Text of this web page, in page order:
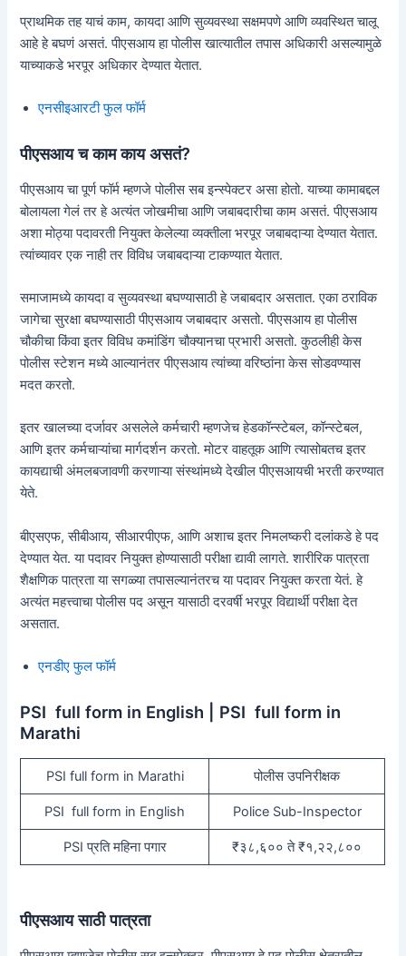
प्राथमिक तह याचं काम, कायदा आणि सुव्यवस्था सक्षमपणे आणि व्यवस्थित चालू
आहे हे बघणं असतं. पीएसआय हा पोलीस खात्यातील तपास अधिकारी असल्यामुळे
याच्याकडे भरपूर अधिकार देण्यात येतात.
एनसीइआरटी फुल फॉर्म
पीएसआय च काम काय असतं?
पीएसआय चा पूर्ण फॉर्म म्हणजे पोलीस सब इन्स्पेक्टर असा होतो. याच्या कामाबद्दल
बोलायला गेलं तर हे अत्यंत जोखमीचा आणि जबाबदारीचा काम असतं. पीएसआय
अशा मोठ्या पदावरती नियुक्त केलेल्या व्यक्तीला भरपूर जबाबदाऱ्या देण्यात येतात.
त्यांच्यावर एक नाही तर विविध जबाबदाऱ्या टाकण्यात येतात.
समाजामध्ये कायदा व सुव्यवस्था बघण्यासाठी हे जबाबदार असतात. एका ठराविक
जागेचा सुरक्षा बघण्यासाठी पीएसआय जबाबदार असतो. पीएसआय हा पोलीस
चौकीचा किंवा इतर विविध कमांडिंग चौक्यानचा प्रभारी असतो. कुठलीही केस
पोलीस स्टेशन मध्ये आल्यानंतर पीएसआय त्यांच्या वरिष्ठांना केस सोडवण्यास
मदत करतो.
इतर खालच्या दर्जावर असलेले कर्मचारी म्हणजेच हेडकॉन्स्टेबल, कॉन्स्टेबल,
आणि इतर कर्मचाऱ्यांचा मार्गदर्शन करतो. मोटर वाहतूक आणि त्यासोबतच इतर
कायद्याची अंमलबजावणी करणाऱ्या संस्थांमध्ये देखील पीएसआयची भरती करण्यात
येते.
बीएसएफ, सीबीआय, सीआरपीएफ, आणि अशाच इतर निमलष्करी दलांकडे हे पद
देण्यात येत. या पदावर नियुक्त होण्यासाठी परीक्षा द्यावी लागते. शारीरिक पात्रता
शैक्षणिक पात्रता या सगळ्या तपासल्यानंतरच या पदावर नियुक्त करता येतं. हे
अत्यंत महत्त्वाचा पोलीस पद असून यासाठी दरवर्षी भरपूर विद्यार्थी परीक्षा देत
असतात.
एनडीए फुल फॉर्म
PSI full form in English | PSI full form in
Marathi
PSI full form in Marathi पोलीस उपनिरीक्षक
PSI full form in English Police Sub-Inspector
PSI प्रति महिना पगार ₹३८,६०० ते ₹१,२२,८००
पीएसआय साठी पात्रता